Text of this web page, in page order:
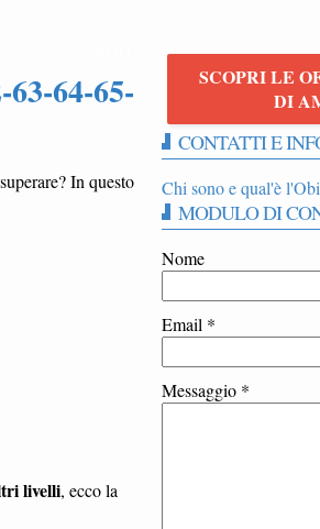
64-65-
In questo
livelli, ecco la
SCOPRI LE
DI
CONTATTI E
Chi sono e qual'è
MODULO DI
Nome
Email *
Messaggio *